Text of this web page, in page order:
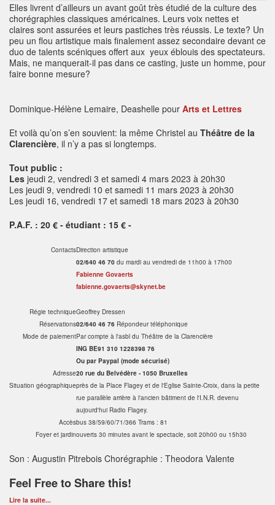
Elles livrent d’ailleurs un avant goût très étudié de la culture des
chorégraphies classiques américaines. Leurs voix nettes et
claires sont assurées et leurs pastiches très réussis. Le texte? Un
peu un flou artistique mais finalement assez secondaire devant ce
duo de talents scéniques offert aux yeux éblouis des spectateurs.
Mais, ne manquerait-il pas dans ce casting, juste un homme, pour
faire bonne mesure?
Dominique-Hélène Lemaire, Deashelle pour Arts et Lettres
Et voilà qu’on s’en souvient: la même Christel au Théâtre de la
Clarencière, il n’y a pas si longtemps.
Tout public :
Les jeudi 2, vendredi 3 et samedi 4 mars 2023 à 20h30
Les jeudi 9, vendredi 10 et samedi 11 mars 2023 à 20h30
Les jeudi 16, vendredi 17 et samedi 18 mars 2023 à 20h30
P.A.F. : 20 € - étudiant : 15 € -
ContactsDirection artistique
02/640 46 70 du mardi au vendredi de 11h00 à 17h00
Fabienne Govaerts
fabienne.govaerts@skynet.be
Régie techniqueGeoffrey Dressen
Réservations02/640 46 76 Répondeur téléphonique
Mode de paiementPar compte à l'asbl du Théâtre de la Clarencière
ING BE91 310 1228398 76
Ou par Paypal (mode sécurisé)
Adresse20 rue du Belvédère - 1050 Bruxelles
Situation géographiqueprès de la Place Flagey et de l'Eglise Sainte-Croix, dans la petite
rue parallèle arrière à l'ancien bâtiment de l'I.N.R. devenu
aujourd'hui Radio Flagey.
Accèsbus 38/59/60/71/366 Trams : 81
Foyer et jardinouverts 30 minutes avant le spectacle, soit 20h00 ou 15h30
Son : Augustin Pitrebois Chorégraphie : Theodora Valente
Feel Free to Share this!
Lire la suite...